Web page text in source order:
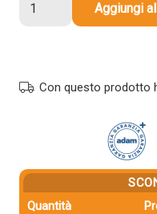
compatibile
quantità
Aggiungi
Con questo prodotto
Quantità